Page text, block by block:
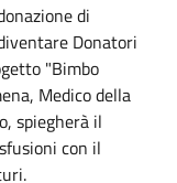
di
Donatori
"Bimbo
Medico della
spiegherà il
con il